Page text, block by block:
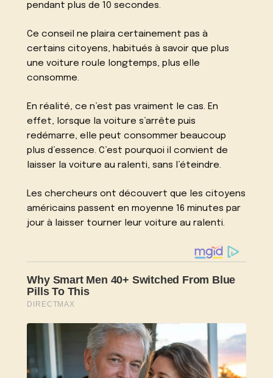
pendant plus de 10 secondes.
Ce conseil ne plaira certainement pas à
certains citoyens, habitués à savoir que plus
une voiture roule longtemps, plus elle
consomme.
En réalité, ce n’est pas vraiment le cas. En
effet, lorsque la voiture s’arrête puis
redémarre, elle peut consommer beaucoup
plus d’essence. C’est pourquoi il convient de
laisser la voiture au ralenti, sans l’éteindre.
Les chercheurs ont découvert que les citoyens
américains passent en moyenne 16 minutes par
jour à laisser tourner leur voiture au ralenti.